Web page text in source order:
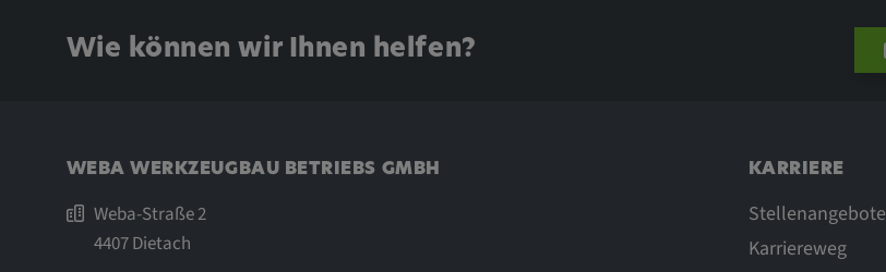
Wie können wir Ihnen helfen?
WEBA WERKZEUGBAU BETRIEBS GMBH
Weba-Straße 2
4407 Dietach
KARRIERE
Stellenangebote
Karriereweg